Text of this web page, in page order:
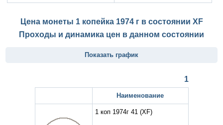
Цена монеты 1 копейка 1974 г в состоянии XF
Проходы и динамика цен в данном состоянии
Показать график
1
Наименование
1 коп 1974г 41(XF)